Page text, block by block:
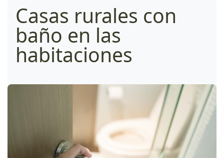
Casas rurales con
baño en las
habitaciones